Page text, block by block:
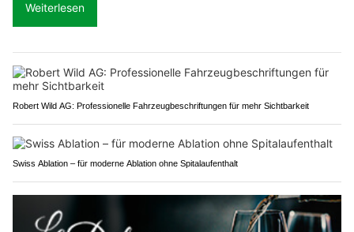
Weiterlesen
Robert Wild AG: Professionelle Fahrzeugbeschriftungen für mehr Sichtbarkeit
Swiss Ablation – für moderne Ablation ohne Spitalaufenthalt